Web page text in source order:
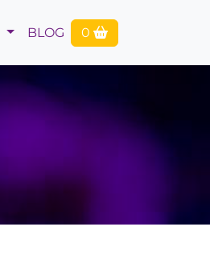
BLOG 0